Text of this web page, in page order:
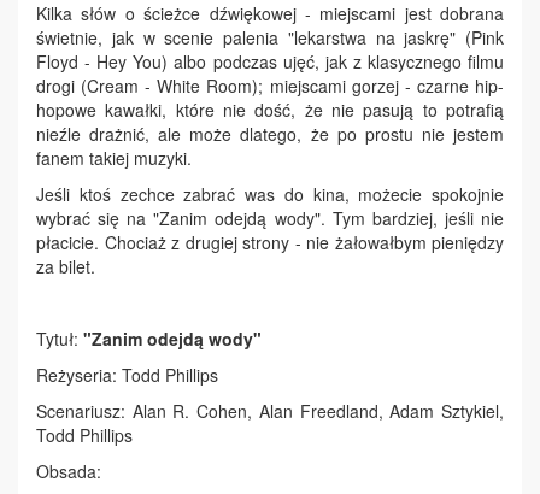
Kilka słów o ścieżce dźwiękowej - miejscami jest dobrana
świetnie, jak w scenie palenia "lekarstwa na jaskrę" (Pink
Floyd - Hey You) albo podczas ujęć, jak z klasycznego filmu
drogi (Cream - White Room); miejscami gorzej - czarne hip-
hopowe kawałki, które nie dość, że nie pasują to potrafią
nieźle drażnić, ale może dlatego, że po prostu nie jestem
fanem takiej muzyki.
Jeśli ktoś zechce zabrać was do kina, możecie spokojnie
wybrać się na "Zanim odejdą wody". Tym bardziej, jeśli nie
płacicie. Chociaż z drugiej strony - nie żałowałbym pieniędzy
za bilet.
Tytuł: "Zanim odejdą wody"
Reżyseria: Todd Phillips
Scenariusz: Alan R. Cohen, Alan Freedland, Adam Sztykiel,
Todd Phillips
Obsada: